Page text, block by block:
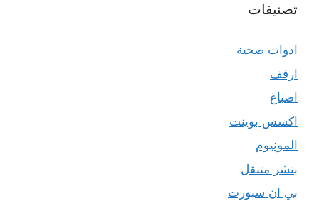
تصنيفات
ادوات صحية
ارفف
اصباغ
اكسس بوينت
المونيوم
بنشر متنقل
بي ان سبورت